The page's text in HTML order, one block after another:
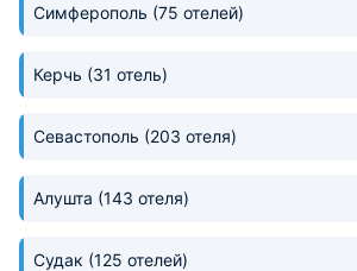
Симферополь (75 отелей)
Керчь (31 отель)
Севастополь (203 отеля)
Алушта (143 отеля)
Судак (125 отелей)